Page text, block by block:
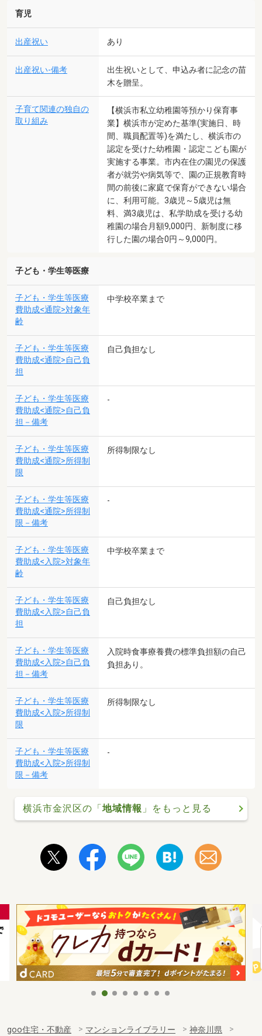
育児
出産祝い あり
出産祝い-備考
出生祝いとして、申込み者に記念の苗
木を贈呈。
子育て関連の独自の
取り組み
【横浜市私立幼稚園等預かり保育事
業】横浜市が定めた基準(実施日、時
間、職員配置等)を満たし、横浜市の
認定を受けた幼稚園・認定こども園が
実施する事業。市内在住の園児の保護
者が就労や病気等で、園の正規教育時
間の前後に家庭で保育ができない場合
に、利用可能。3歳児～5歳児は無
料、満3歳児は、私学助成を受ける幼
稚園の場合月額9,000円、新制度に移
行した園の場合0円～9,000円。
子ども・学生等医療
子ども・学生等医療
費助成<通院>対象年
齢
中学校卒業まで
子ども・学生等医療
費助成<通院>自己負
担
自己負担なし
子ども・学生等医療
費助成<通院>自己負
担－備考
-
子ども・学生等医療
費助成<通院>所得制
限
所得制限なし
子ども・学生等医療
費助成<通院>所得制
限－備考
-
子ども・学生等医療
費助成<入院>対象年
齢
中学校卒業まで
子ども・学生等医療
費助成<入院>自己負
担
自己負担なし
子ども・学生等医療
費助成<入院>自己負
担－備考
入院時食事療養費の標準負担額の自己
負担あり。
子ども・学生等医療
費助成<入院>所得制
限
所得制限なし
子ども・学生等医療
費助成<入院>所得制
限－備考
-
横浜市金沢区の「地域情報 」をもっと見る
goo住宅・不動産 マンションライブラリー
神奈川県